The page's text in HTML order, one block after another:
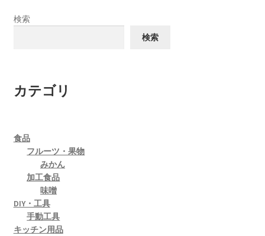
検索
検索
カテゴリ
食品
フルーツ・果物
みかん
加工食品
味噌
DIY・工具
手動工具
キッチン用品